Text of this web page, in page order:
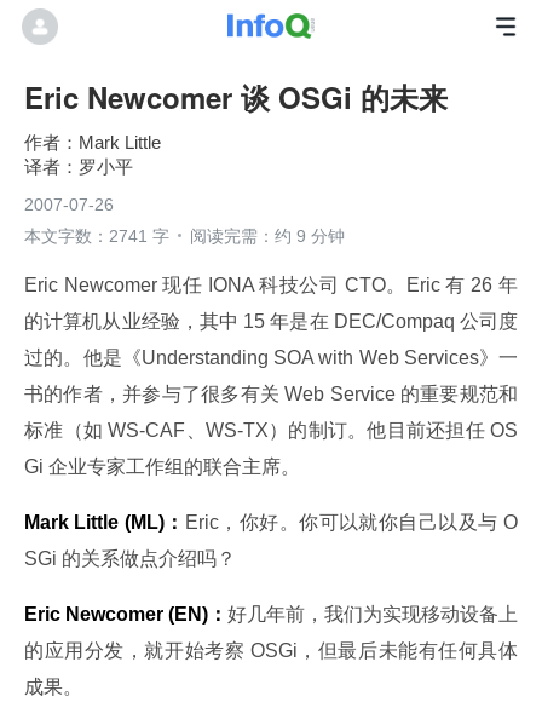
Eric Newcomer 谈 OSGi 的未来
Mark Little
罗小平
2007-07-26
本文字数：2741 字
阅读完需：约 9 分钟
Eric Newcomer 现任 IONA 科技公司 CTO。Eric 有 26 年
的计算机从业经验，其中 15 年是在 DEC/Compaq 公司度
过的。他是《Understanding SOA with Web Services》一
书的作者，并参与了很多有关 Web Service 的重要规范和
标准（如 WS-CAF、WS-TX）的制订。他目前还担任 OS
Gi 企业专家工作组的联合主席。
Mark Little (ML)： Eric，你好。你可以就你自己以及与 O
SGi 的关系做点介绍吗？
Eric Newcomer (EN)： 好几年前，我们为实现移动设备上
的应用分发，就开始考察 OSGi，但最后未能有任何具体
成果。